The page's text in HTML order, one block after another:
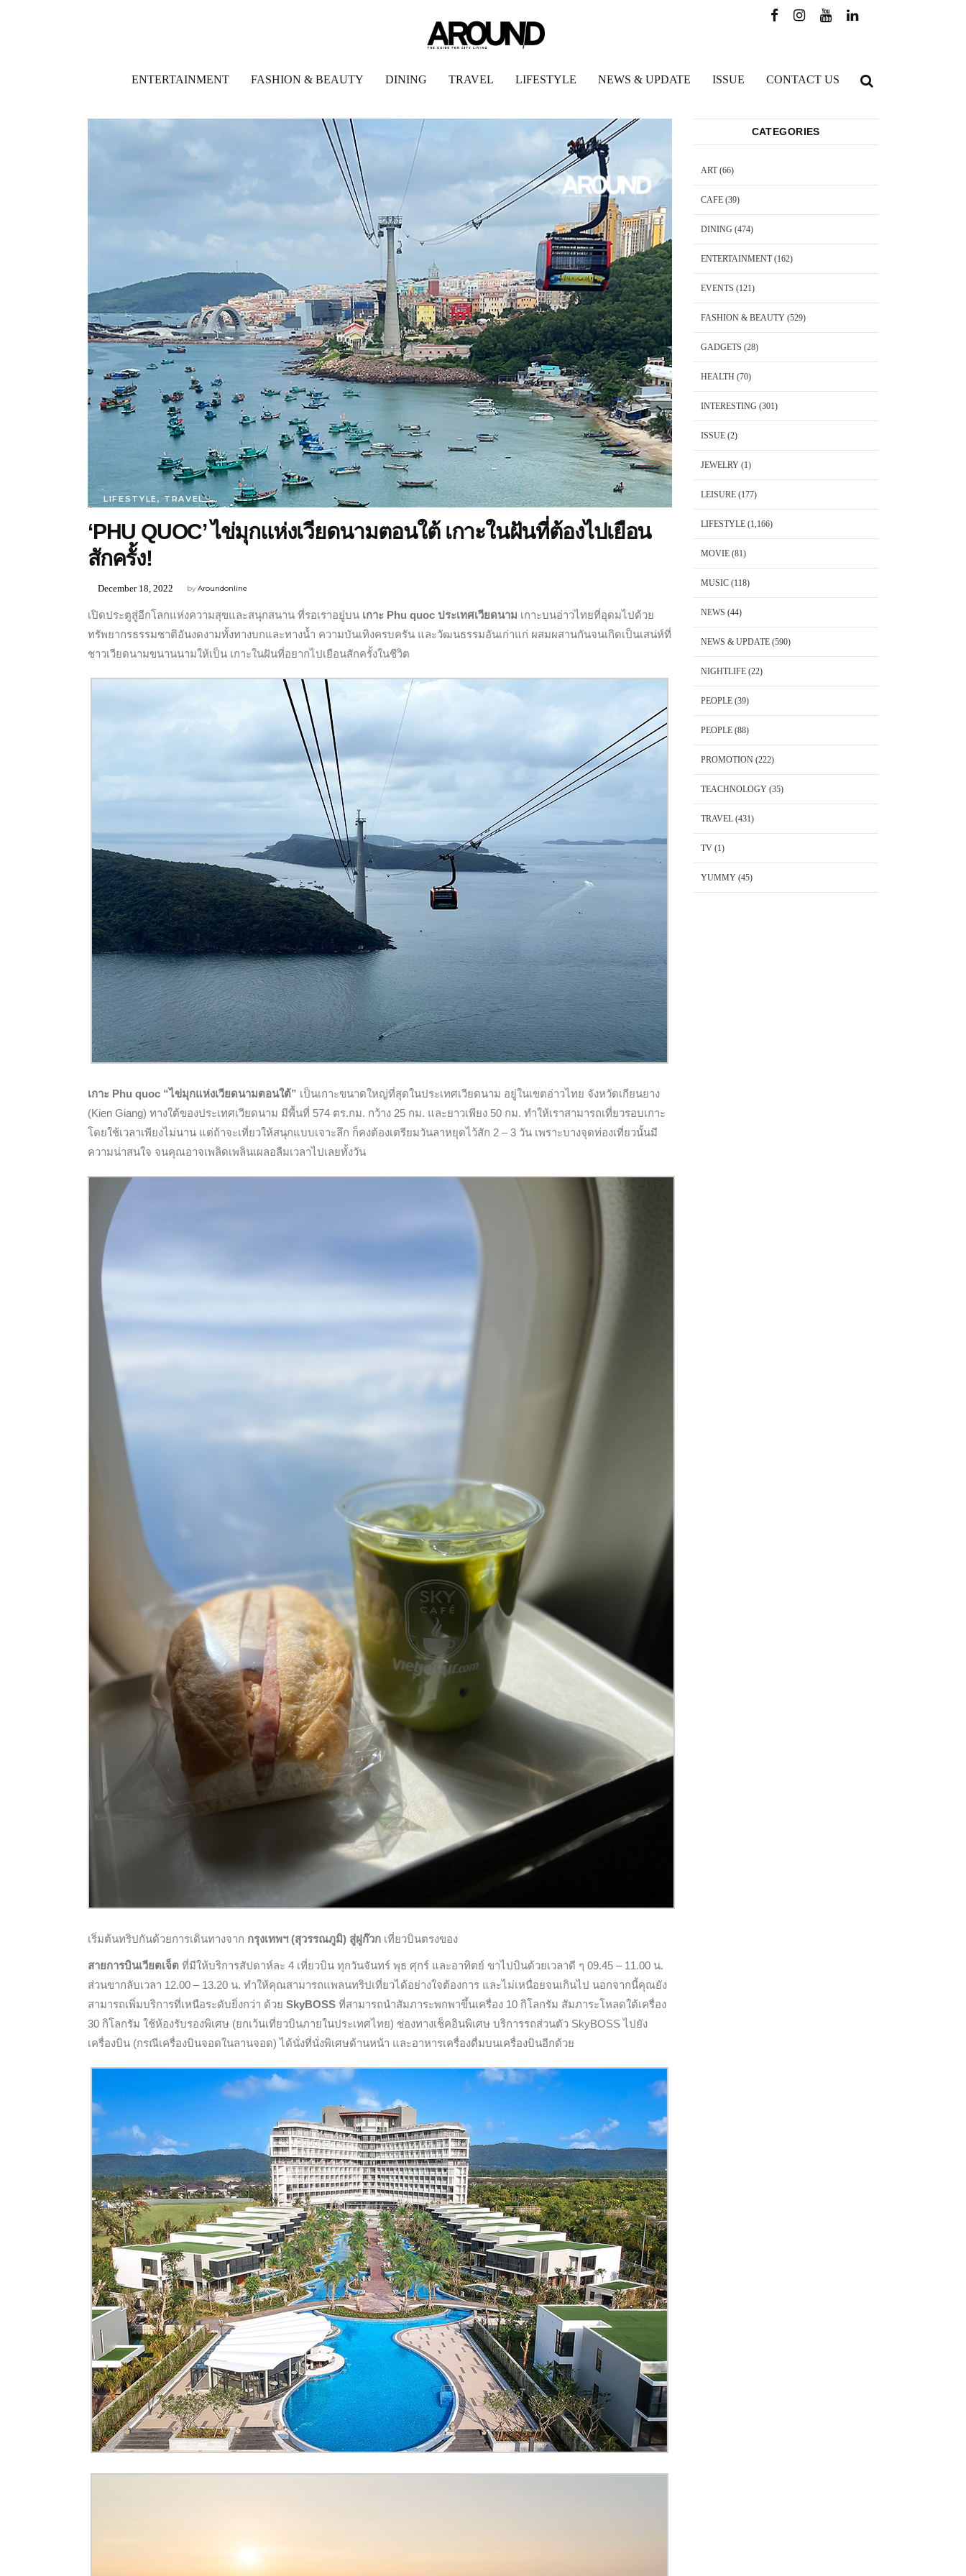
ENTERTAINMENT FASHION & BEAUTY DINING TRAVEL LIFESTYLE NEWS & UPDATE ISSUE CONTACT US
LIFESTYLE,TRAVEL
‘PHU QUOC’ ไข่มุกแห่งเวียดนามตอนใต้ เกาะในฝันที่ต้องไปเยือน
สักครั้ง!
byAroundonline
December 18, 2022
เปิดประตูสู่อีกโลกแห่งความสุขและสนุกสนาน ที่รอเราอยู่บน เกาะ Phu quoc ประเทศเวียดนาม เกาะบนอ่าวไทยที่อุดมไปด้วย
ทรัพยากรธรรมชาติอันงดงามทั้งทางบกและทางน้ำ ความบันเทิงครบครัน และวัฒนธรรมอันเก่าแก่ ผสมผสานกันจนเกิดเป็นเสน่ห์ที่
ชาวเวียดนามขนานนามให้เป็น เกาะในฝันที่อยากไปเยือนสักครั้งในชีวิต
เกาะ Phu quoc “ไข่มุกแห่งเวียดนามตอนใต้” เป็นเกาะขนาดใหญ่ที่สุดในประเทศเวียดนาม อยู่ในเขตอ่าวไทย จังหวัดเกียนยาง
(Kien Giang) ทางใต้ของประเทศเวียดนาม มีพื้นที่ 574 ตร.กม. กว้าง 25 กม. และยาวเพียง 50 กม. ทำให้เราสามารถเที่ยวรอบเกาะ
โดยใช้เวลาเพียงไม่นาน แต่ถ้าจะเที่ยวให้สนุกแบบเจาะลึก ก็คงต้องเตรียมวันลาหยุดไว้สัก 2 – 3 วัน เพราะบางจุดท่องเที่ยวนั้นมี
ความน่าสนใจ จนคุณอาจเพลิดเพลินเผลอลืมเวลาไปเลยทั้งวัน
เริ่มต้นทริปกันด้วยการเดินทางจาก กรุงเทพฯ (สุวรรณภูมิ) สู่ฝูก๊วก เที่ยวบินตรงของ
สายการบินเวียตเจ็ต ที่มีให้บริการสัปดาห์ละ 4 เที่ยวบิน ทุกวันจันทร์ พุธ ศุกร์ และอาทิตย์ ขาไปบินด้วยเวลาดี ๆ 09.45 – 11.00 น.
ส่วนขากลับเวลา 12.00 – 13.20 น. ทำให้คุณสามารถแพลนทริปเที่ยวได้อย่างใจต้องการ และไม่เหนื่อยจนเกินไป นอกจากนี้คุณยัง
สามารถเพิ่มบริการที่เหนือระดับยิ่งกว่า ด้วย SkyBOSS ที่สามารถนำสัมภาระพกพาขึ้นเครื่อง 10 กิโลกรัม สัมภาระโหลดใต้เครื่อง
30 กิโลกรัม ใช้ห้องรับรองพิเศษ (ยกเว้นเที่ยวบินภายในประเทศไทย) ช่องทางเช็คอินพิเศษ บริการรถส่วนตัว SkyBOSSไปยัง
เครื่องบิน (กรณีเครื่องบินจอดในลานจอด) ได้นั่งที่นั่งพิเศษด้านหน้า และอาหารเครื่องดื่มบนเครื่องบินอีกด้วย
CATEGORIES
ART(66)
CAFE(39)
DINING (474)
ENTERTAINMENT(162)
EVENTS (121)
FASHION & BEAUTY(529)
GADGETS (28)
HEALTH (70)
INTERESTING (301)
ISSUE(2)
JEWELRY(1)
LEISURE(177)
LIFESTYLE(1,166)
MOVIE(81)
MUSIC(118)
NEWS (44)
NEWS & UPDATE(590)
NIGHTLIFE(22)
PEOPLE(39)
PEOPLE(88)
PROMOTION(222)
TEACHNOLOGY(35)
TRAVEL(431)
TV(1)
YUMMY(45)